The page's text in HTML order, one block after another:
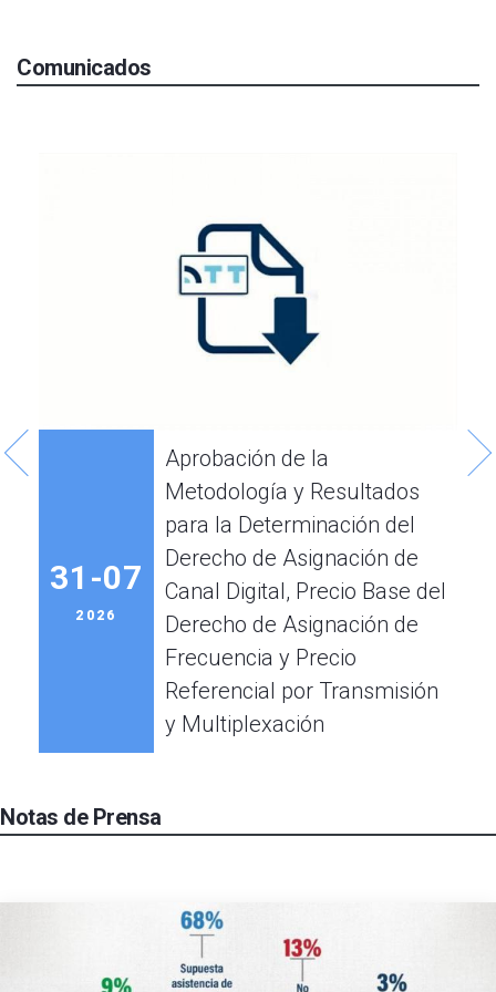
Comunicados
31-07
2026
Aprobación de la
Metodología y Resultados
para la Determinación del
Derecho de Asignación de
Canal Digital, Precio Base del
Derecho de Asignación de
Frecuencia y Precio
Referencial por Transmisión
y Multiplexación
Notas de Prensa